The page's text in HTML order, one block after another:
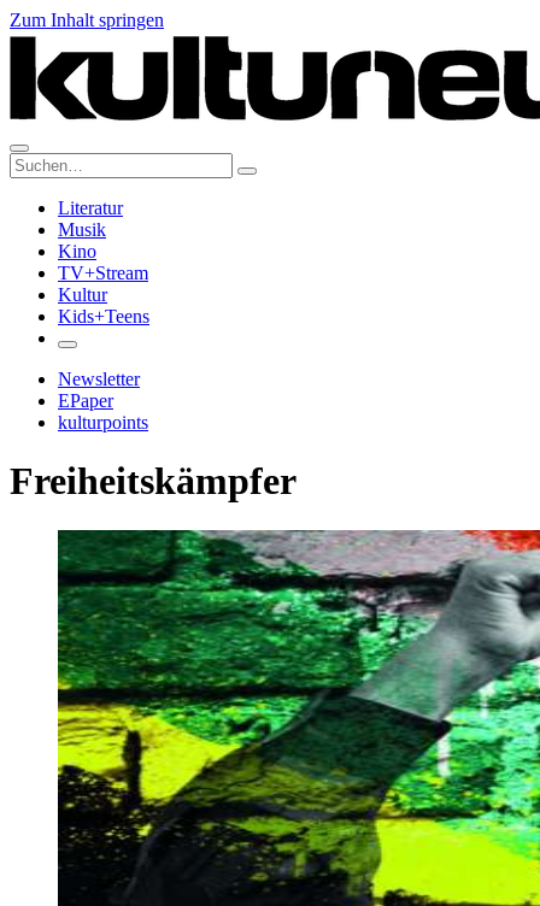
Zum Inhalt springen
Suche:
Literatur
Musik
Kino
TV+Stream
Kultur
Kids+Teens
Newsletter
EPaper
kulturpoints
Freiheitskämpfer